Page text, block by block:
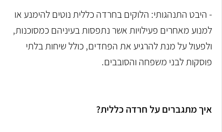
- היבט התנהגותי: הלוקים בחרדה כללית נוטים להימנע או
למנוע מאחרים פעילויות אשר נתפסות בעיניהם כמסוכנות,
ולפעול על מנת להרגיע את הפחדים, כולל שיחות בלתי
פוסקות לבני משפחה והסובבים.
איך מתגברים על חרדה כללית?